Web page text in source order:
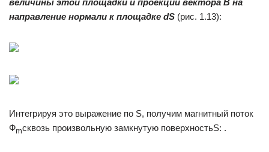
величины этой площадки и проекции вектора В на
направление нормали к площадке dS (рис. 1.13):
Интегрируя это выражение по S, получим магнитный поток
Фmсквозь произвольную замкнутую поверхностьS: .